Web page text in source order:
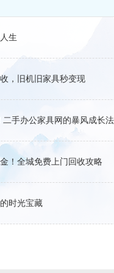
生
，旧机旧家具秒变现
二手办公家具网的暴风成长
！全城免费上门回收攻略
时光宝藏